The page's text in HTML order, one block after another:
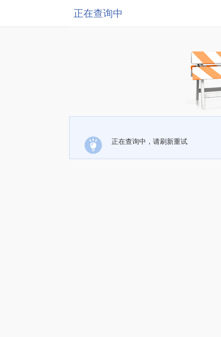
正在查询中
正在查询中，请刷新重试